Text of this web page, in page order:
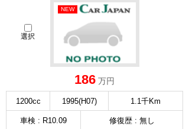
選択
NEW
186 万円
1200cc 1995(H07) 1.1千Km
車検 : R10.09 修復歴 : 無し